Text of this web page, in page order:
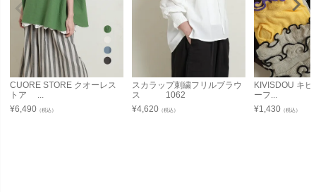
CUORE STORE クオーレス
トア ...
¥6,490 （税込）
スカラップ刺繍フリルブラウ
ス 1062
¥4,620 （税込）
KIVISDOU キ
ーフ...
¥1,430 （税込）